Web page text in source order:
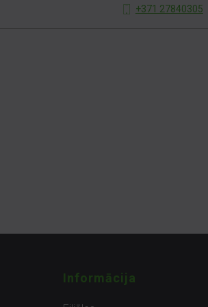
+371 27840305
Informācija